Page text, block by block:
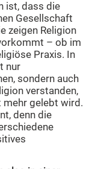
ist, dass die
Gesellschaft
zeigen Religion
– ob im
Praxis. In
nur
sondern auch
verstanden,
mehr gelebt wird.
denn die